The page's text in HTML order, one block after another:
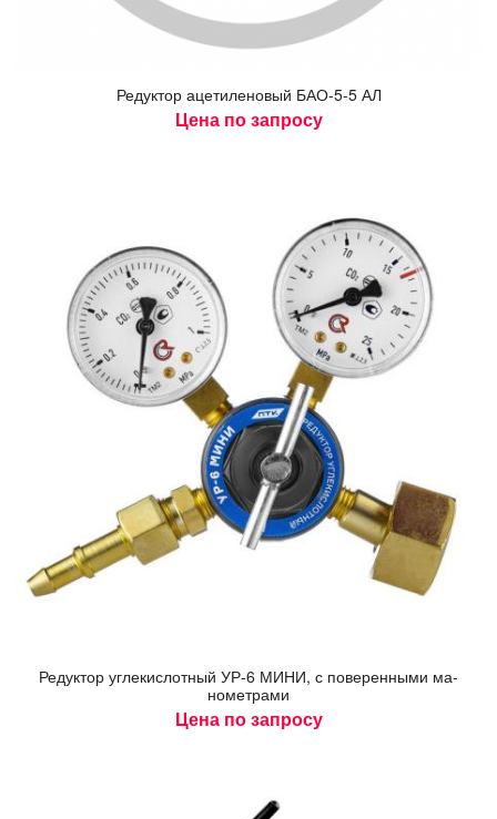
Ре­дук­тор аце­тиле­новый БАО-5-5 АЛ
Цена по запросу
Ре­дук­тор уг­ле­кис­лотный УР-6 МИ­НИ, с по­верен­ны­ми ма­
номет­ра­ми
Цена по запросу